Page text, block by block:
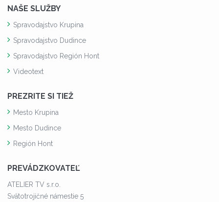
NAŠE SLUŽBY
Spravodajstvo Krupina
Spravodajstvo Dudince
Spravodajstvo Región Hont
Videotext
PREZRITE SI TIEŽ
Mesto Krupina
Mesto Dudince
Región Hont
PREVÁDZKOVATEĽ
ATELIER TV s.r.o.
Svätotrojičné námestie 5